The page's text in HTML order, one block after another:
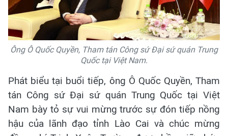
Ông Ô Quốc Quyền, Tham tán Công sứ Đại sứ quán Trung
Quốc tại Việt Nam.
Phát biểu tại buổi tiếp, ông Ô Quốc Quyền, Tham
tán Công sứ Đại sứ quán Trung Quốc tại Việt
Nam bày tỏ sự vui mừng trước sự đón tiếp nồng
hậu của lãnh đạo tỉnh Lào Cai và chúc mừng